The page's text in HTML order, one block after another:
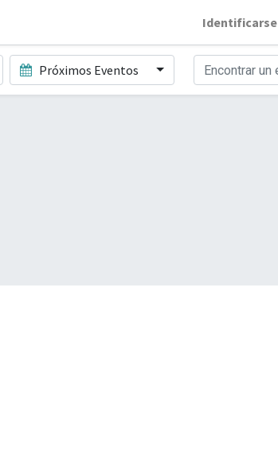
Identificarse
Próximos Eventos